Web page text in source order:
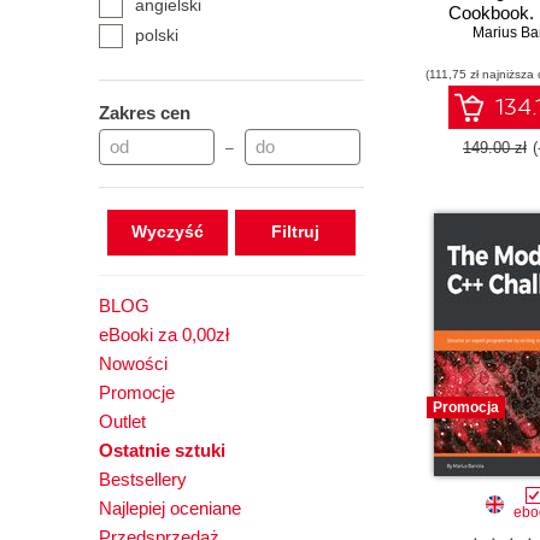
angielski
polski
Zakres cen
–
Wyczyść
BLOG
eBooki za 0,00zł
Nowości
Promocje
Outlet
Ostatnie sztuki
Bestsellery
Najlepiej oceniane
Cookbook.
Modern
solutions for
all previous
Third
Marius
(111,75 zł
149.00 zł
Promocja